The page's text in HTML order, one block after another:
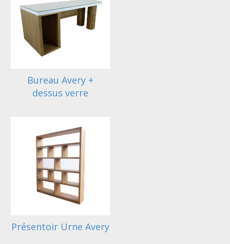
Bureau Avery +
dessus verre
Présentoir Urne Avery